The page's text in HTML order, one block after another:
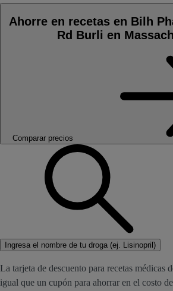
Ahorre en recetas en Bilh
Rd Burli en
Comparar precios
Ingresa el nombre de tu droga (ej. Lisinopril)
La tarjeta de descuento para recetas médicas
igual que un cupón para ahorrar en el costo